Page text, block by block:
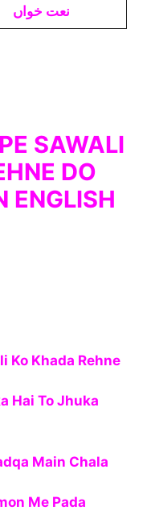
SAWALI
DO
ENGLISH
Ko Khada Rehne
Hai To Jhuka
Main Chala
Me Pada